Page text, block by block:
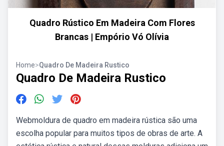
Quadro Rústico Em Madeira Com Flores
Brancas | Empório Vó Olívia
Home>Quadro De Madeira Rustico
Quadro De Madeira Rustico
Webmoldura de quadro em madeira rústica são uma
escolha popular para muitos tipos de obras de arte. A